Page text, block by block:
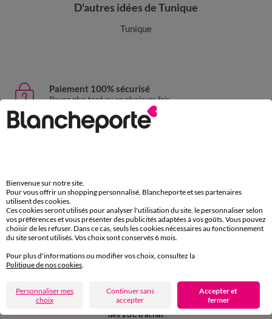
D'autres idées de Tunique
Tunique
Paiement 100% sécurisé
Payez plus tard ou en plusieurs fois
Livraison express
sous 30 jours avec Mondial Relay uniquement
Service clients
par chat et par téléphone
de 8h00 à 20h00 du lundi au samedi
en vous inscrivant à la newsletter
dès 20€ d’achat
Bienvenue sur notre site.
Pour vous offrir un shopping personnalisé, Blancheporte et ses partenaires
utilisent des cookies.
Ces cookies seront utilisés pour analyser l'utilisation du site, le personnaliser selon
vos préférences et vous présenter des publicités adaptées à vos goûts. Vous pouvez
choisir de les refuser. Dans ce cas, seuls les cookies nécessaires au fonctionnement
du site seront utilisés. Vos choix sont conservés 6 mois.
Pour plus d'informations ou modifier vos choix, consultez la
Politique de nos cookies.
Personnaliser mes
choix
Continuer sans
accepter
Accepter et
fermer